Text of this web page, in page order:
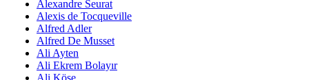
Alexandre Seurat
Alexis de Tocqueville
Alfred Adler
Alfred De Musset
Ali Ayten
Ali Ekrem Bolayır